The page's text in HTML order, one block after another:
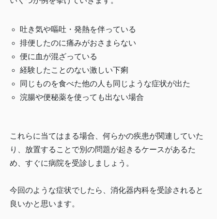
吐き気や嘔吐・発熱を伴っている
排便したのに痛みがおさまらない
便に血が混ざっている
経験したことのない激しい下痢
同じものを食べた他の人も同じような症状が出た
浣腸や便秘薬を使っても出ない場合
これらに当てはまる場合、何らかの疾患が関連していた
り、放置することで別の問題が起きるケースがあるた
め、すぐに病院を受診しましょう。
今回のような症状でしたら、消化器内科を受診されると
良いかと思います。